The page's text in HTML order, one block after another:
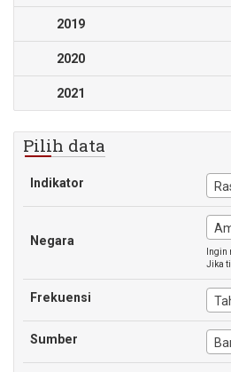
2019
2020
2021
Pilih data
Indikator
Negara
Ingin
Jika
Frekuensi
Sumber